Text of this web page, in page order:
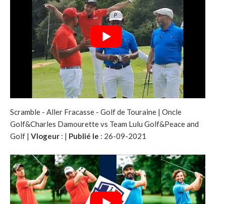
Scramble - Aller Fracasse - Golf de Touraine | Oncle
Golf&Charles Damourette vs Team Lulu Golf&Peace and
Golf | Vlogeur : | Publié le : 26-09-2021